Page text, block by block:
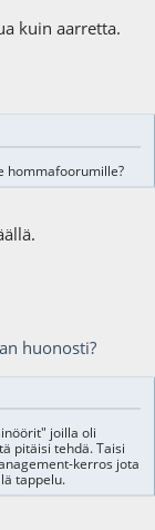
kuin aarretta.
hommafoorumille?
huonosti?
joilla oli
pitäisi tehdä. Taisi
kerros jota
tappelu.